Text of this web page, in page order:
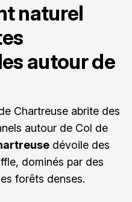
naturel
autour de
Chartreuse abrite des
autour de Col de
dévoile des
dominés par des
forêts denses.